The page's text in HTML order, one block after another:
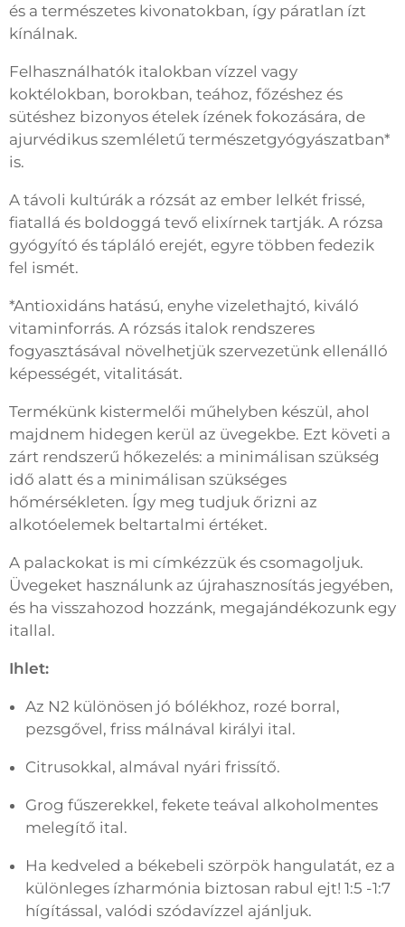
és a természetes kivonatokban, így páratlan ízt
kínálnak.
Felhasználhatók italokban vízzel vagy
koktélokban, borokban, teához, főzéshez és
sütéshez bizonyos ételek ízének fokozására, de
ajurvédikus szemléletű természetgyógyászatban*
is.
A távoli kultúrák a rózsát az ember lelkét frissé,
fiatallá és boldoggá tevő elixírnek tartják. A rózsa
gyógyító és tápláló erejét, egyre többen fedezik
fel ismét.
*Antioxidáns hatású, enyhe vizelethajtó, kiváló
vitaminforrás. A rózsás italok rendszeres
fogyasztásával növelhetjük szervezetünk ellenálló
képességét, vitalitását.
Termékünk kistermelői műhelyben készül, ahol
majdnem hidegen kerül az üvegekbe. Ezt követi a
zárt rendszerű hőkezelés: a minimálisan szükség
idő alatt és a minimálisan szükséges
hőmérsékleten. Így meg tudjuk őrizni az
alkotóelemek beltartalmi értéket.
A palackokat is mi címkézzük és csomagoljuk.
Üvegeket használunk az újrahasznosítás jegyében,
és ha visszahozod hozzánk, megajándékozunk egy
itallal.
Ihlet:
Az N2 különösen jó bólékhoz, rozé borral,
pezsgővel, friss málnával királyi ital.
Citrusokkal, almával nyári frissítő.
Grog fűszerekkel, fekete teával alkoholmentes
melegítő ital.
Ha kedveled a békebeli szörpök hangulatát, ez a
különleges ízharmónia biztosan rabul ejt! 1:5 -1:7
hígítással, valódi szódavízzel ajánljuk.